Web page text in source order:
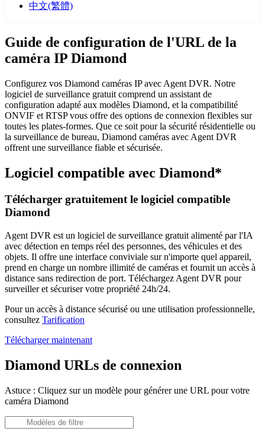
中文(繁體)
Guide de configuration de l'URL de la
caméra IP Diamond
Configurez vos Diamond caméras IP avec Agent DVR. Notre
logiciel de surveillance gratuit comprend un assistant de
configuration adapté aux modèles Diamond, et la compatibilité
ONVIF et RTSP vous offre des options de connexion flexibles sur
toutes les plates-formes. Que ce soit pour la sécurité résidentielle ou
la surveillance de bureau, Diamond caméras avec Agent DVR
offrent une surveillance fiable et sécurisée.
Logiciel compatible avec Diamond*
Télécharger gratuitement le logiciel compatible
Diamond
Agent DVR est un logiciel de surveillance gratuit alimenté par l'IA
avec détection en temps réel des personnes, des véhicules et des
objets. Il offre une interface conviviale sur n'importe quel appareil,
prend en charge un nombre illimité de caméras et fournit un accès à
distance sans redirection de port. Téléchargez Agent DVR pour
surveiller et sécuriser votre propriété 24h/24.
Pour un accès à distance sécurisé ou une utilisation professionnelle,
consultez Tarification
Télécharger maintenant
Diamond URLs de connexion
Astuce : Cliquez sur un modèle pour générer une URL pour votre
caméra Diamond